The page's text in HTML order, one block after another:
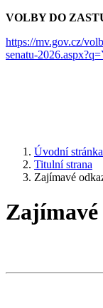
VOLBY DO
https://mv.gov.cz/
senatu-
Úvodní stránka
Titulní strana
Zajímavé
Zajímavé